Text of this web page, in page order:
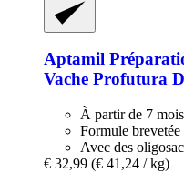
Aptamil
Vache Profutura
À partir de 7 mois
Formule brevetée
Avec des
€ 32,99 (€ 41,24 / kg)